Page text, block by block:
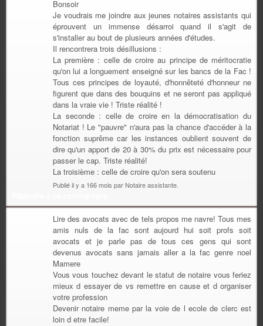
Bonsoir
Je voudrais me joindre aux jeunes notaires assistants qui
éprouvent un immense désarroi quand il s'agit de
s'installer au bout de plusieurs années d'études.
Il rencontrera trois désillusions :
La première : celle de croire au principe de méritocratie
qu'on lui a longuement enseigné sur les bancs de la Fac !
Tous ces principes de loyauté, d'honnêteté d'honneur ne
figurent que dans des bouquins et ne seront pas appliqué
dans la vraie vie ! Triste réalité !
La seconde : celle de croire en la démocratisation du
Notariat ! Le "pauvre" n'aura pas la chance d'accéder à la
fonction suprême car les instances oublient souvent de
dire qu'un apport de 20 à 30% du prix est nécessaire pour
passer le cap. Triste réalité!
La troisième : celle de croire qu'on sera soutenu
Publié il y a 166 mois par Notaire assistante.
Lire des avocats avec de tels propos me navre! Tous mes
amis nuls de la fac sont aujourd hui soit profs soit
avocats et je parle pas de tous ces gens qui sont
devenus avocats sans jamais aller a la fac genre noel
Mamere
Vous vous touchez devant le statut de notaire vous feriez
mieux d essayer de vs remettre en cause et d organiser
votre profession
Devenir notaire meme par la voie de l ecole de clerc est
loin d etre facile!